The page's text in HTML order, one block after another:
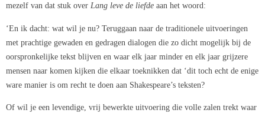
mezelf van dat stuk over Lang leve de liefde aan het woord:
‘En ik dacht: wat wil je nu? Teruggaan naar de traditionele uitvoeringen
met prachtige gewaden en gedragen dialogen die zo dicht mogelijk bij de
oorspronkelijke tekst blijven en waar elk jaar minder en elk jaar grijzere
mensen naar komen kijken die elkaar toeknikken dat ‘dit toch echt de enige
ware manier is om recht te doen aan Shakespeare’s teksten?
Of wil je een levendige, vrij bewerkte uitvoering die volle zalen trekt waar